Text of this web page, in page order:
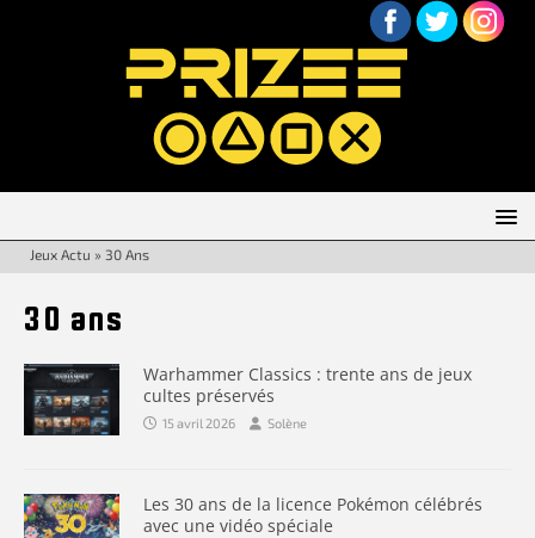
Jeux Actu » 30 Ans
30 ans
Warhammer Classics : trente ans de jeux
cultes préservés
15 avril 2026 Solène
Les 30 ans de la licence Pokémon célébrés
avec une vidéo spéciale